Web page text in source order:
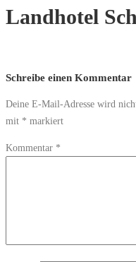
Landhotel
Schreibe einen Kommentar
Deine E-Mail-Adresse wird
mit * markiert
Kommentar *